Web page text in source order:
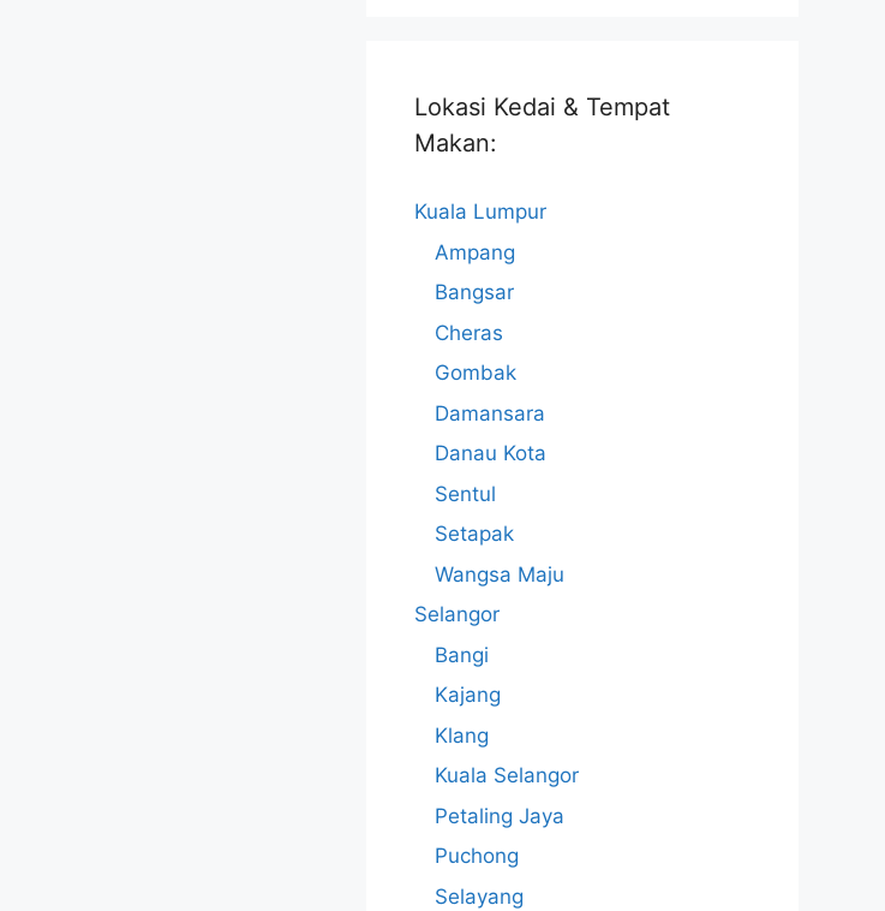
Lokasi Kedai & Tempat
Makan:
Kuala Lumpur
Ampang
Bangsar
Cheras
Gombak
Damansara
Danau Kota
Sentul
Setapak
Wangsa Maju
Selangor
Bangi
Kajang
Klang
Kuala Selangor
Petaling Jaya
Puchong
Selayang